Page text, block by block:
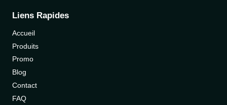
Liens Rapides
Accueil
Produits
Promo
Blog
Contact
FAQ